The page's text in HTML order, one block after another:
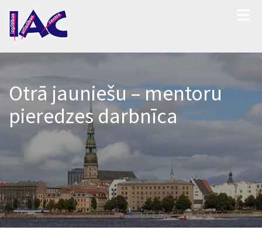
Otrā jauniešu – mentoru
pieredzes darbnīca